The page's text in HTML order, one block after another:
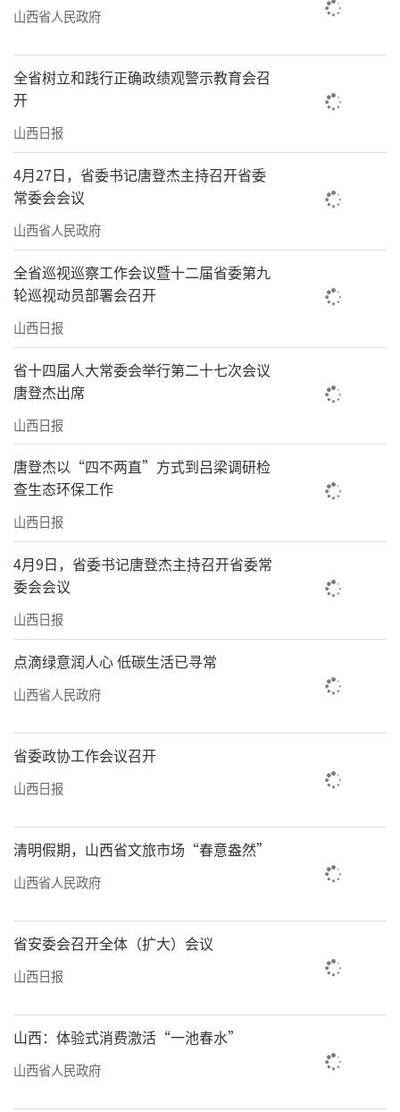
山西省人民政府
全省树立和践行正确政绩观警示教育会召
开
山西日报
4月27日，省委书记唐登杰主持召开省委
常委会会议
山西省人民政府
全省巡视巡察工作会议暨十二届省委第九
轮巡视动员部署会召开
山西日报
省十四届人大常委会举行第二十七次会议
唐登杰出席
山西日报
唐登杰以“四不两直”方式到吕梁调研检
查生态环保工作
山西日报
4月9日，省委书记唐登杰主持召开省委常
委会会议
山西日报
点滴绿意润人心 低碳生活已寻常
山西省人民政府
省委政协工作会议召开
山西日报
清明假期，山西省文旅市场“春意盎然”
山西省人民政府
省安委会召开全体（扩大）会议
山西日报
山西：体验式消费激活“一池春水”
山西省人民政府